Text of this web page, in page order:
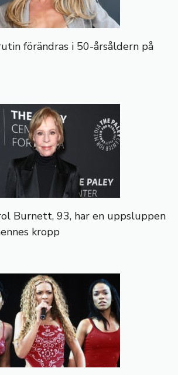
förändras i 50-årsåldern på
Burnett, 93, har en uppsluppen
kropp